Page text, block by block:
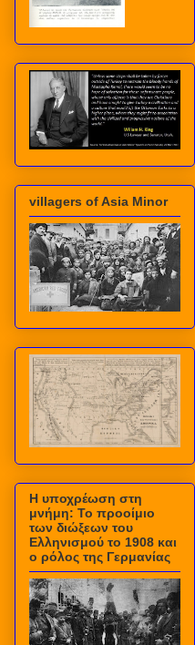
villagers of Asia Minor
Η υποχρέωση στη
μνήμη: Το προοίμιο
των διώξεων του
Ελληνισμού το 1908 και
ο ρόλος της Γερμανίας